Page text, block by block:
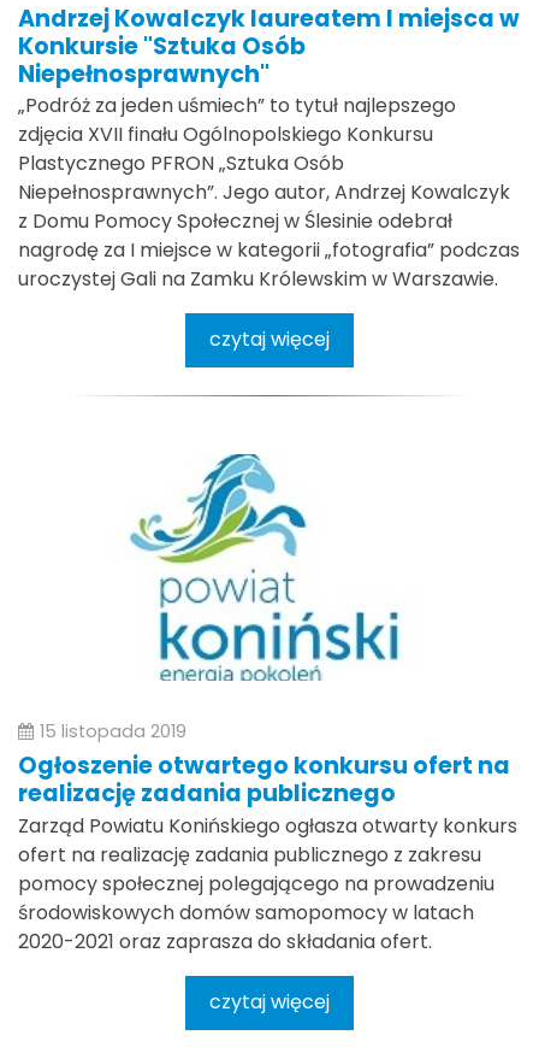
Andrzej Kowalczyk laureatem I miejsca w
Konkursie "Sztuka Osób
Niepełnosprawnych"
„Podróż za jeden uśmiech” to tytuł najlepszego
zdjęcia XVII finału Ogólnopolskiego Konkursu
Plastycznego PFRON „Sztuka Osób
Niepełnosprawnych”. Jego autor, Andrzej Kowalczyk
z Domu Pomocy Społecznej w Ślesinie odebrał
nagrodę za I miejsce w kategorii „fotografia” podczas
uroczystej Gali na Zamku Królewskim w Warszawie.
czytaj więcej
15 listopada 2019
Ogłoszenie otwartego konkursu ofert na
realizację zadania publicznego
Zarząd Powiatu Konińskiego ogłasza otwarty konkurs
ofert na realizację zadania publicznego z zakresu
pomocy społecznej polegającego na prowadzeniu
środowiskowych domów samopomocy w latach
2020-2021 oraz zaprasza do składania ofert.
czytaj więcej